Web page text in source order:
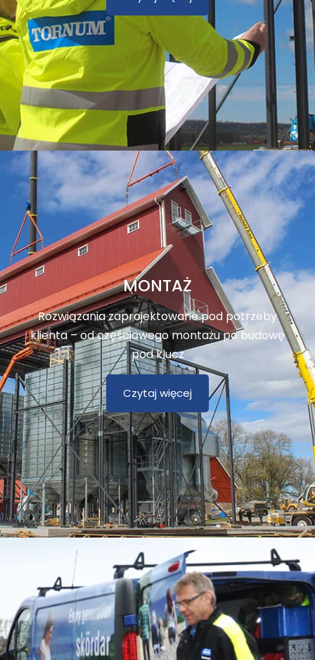
MONTAŻ
Rozwiązania zaprojektowane pod potrzeby
klienta – od częściowego montażu po budowę
pod klucz
Czytaj więcej